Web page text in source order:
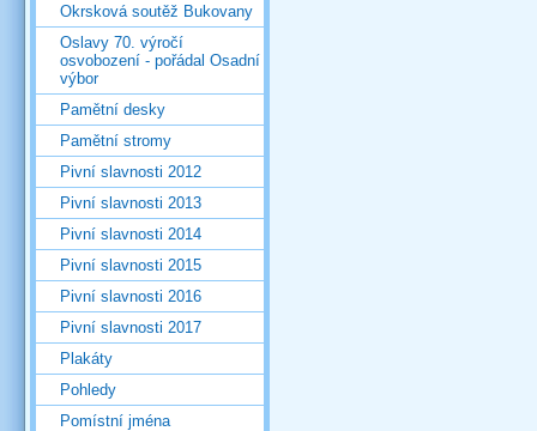
Okrsková soutěž Bukovany
Oslavy 70. výročí
osvobození - pořádal Osadní
výbor
Pamětní desky
Pamětní stromy
Pivní slavnosti 2012
Pivní slavnosti 2013
Pivní slavnosti 2014
Pivní slavnosti 2015
Pivní slavnosti 2016
Pivní slavnosti 2017
Plakáty
Pohledy
Pomístní jména